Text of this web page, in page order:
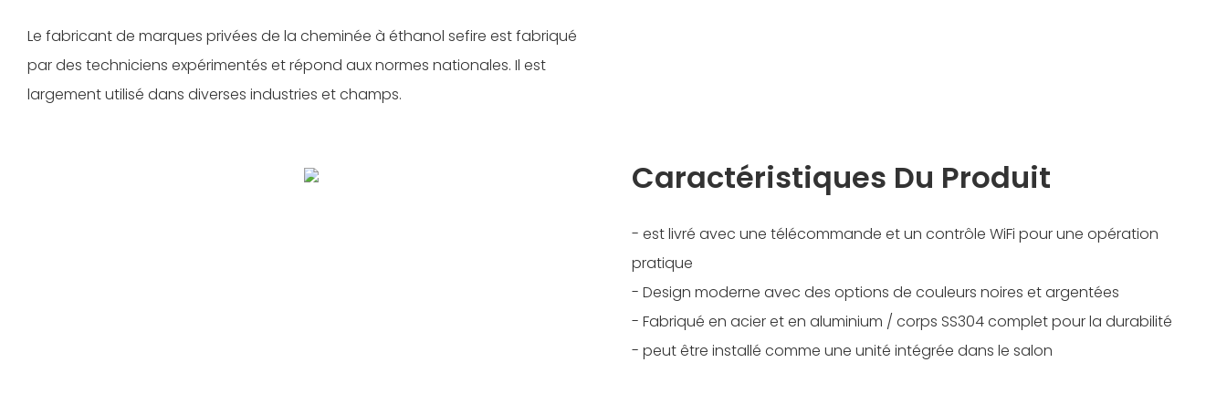
Le fabricant de marques privées de la cheminée à éthanol sefire est fabriqué
par des techniciens expérimentés et répond aux normes nationales. Il est
largement utilisé dans diverses industries et champs.
Caractéristiques Du Produit
- est livré avec une télécommande et un contrôle WiFi pour une opération
pratique
- Design moderne avec des options de couleurs noires et argentées
- Fabriqué en acier et en aluminium / corps SS304 complet pour la durabilité
- peut être installé comme une unité intégrée dans le salon